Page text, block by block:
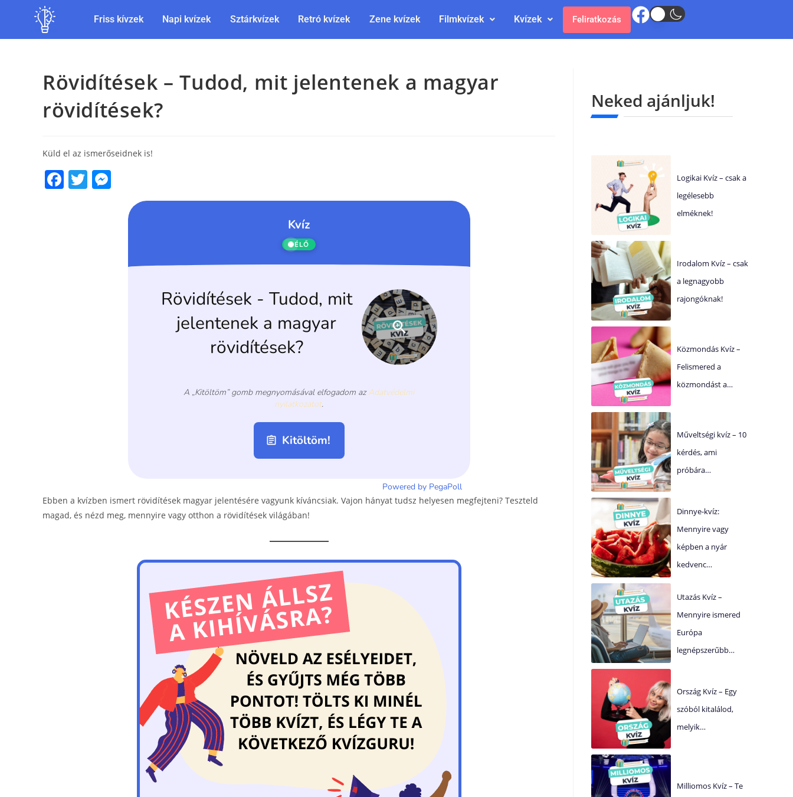
Friss kívzek Napi kvízek Sztárkvízek Retró kvízek Zene kvízek Filmkvízek Kvízek Feliratkozás
Rövidítések – Tudod, mit jelentenek a magyar
rövidítések?
Küld el az ismerőseidnek is!
F T
ss
Ebben a kvízben ismert rövidítések magyar jelentésére vagyunk kíváncsiak. Vajon hányat tudsz helyesen megfejteni? Teszteld
magad, és nézd meg, mennyire vagy otthon a rövidítések világában!
Neked ajánljuk!
Logikai Kvíz – csak a
legélesebb
elméknek!
Irodalom Kvíz – csak
a legnagyobb
rajongóknak!
Közmondás Kvíz –
Felismered a
közmondást a…
Műveltségi kvíz – 10
kérdés, ami
próbára…
Dinnye-kvíz:
Mennyire vagy
képben a nyár
kedvenc…
Utazás Kvíz –
Mennyire ismered
Európa
legnépszerűbb…
Ország Kvíz – Egy
szóból kitalálod,
melyik…
Milliomos Kvíz – Te